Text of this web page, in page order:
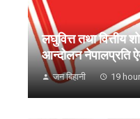
लघुवित्त तथा वित्तीय
आन्दोलन नेपालप्रति
जन बिहानी 19